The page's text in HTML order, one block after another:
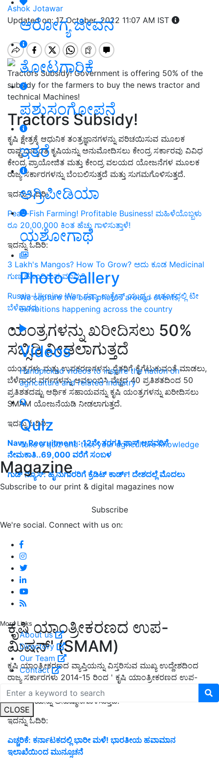
ಆರೋಗ್ಯ ಜೀವನ
ತೋಟಗಾರಿಕೆ
ಪಶುಸಂಗೋಪನೆ
ಇತರೆ
ಅಗ್ರಿಪೀಡಿಯಾ
ಯಶೋಗಾಥೆ
Photo Gallery
We capture the best photos around events,
exhibitions happening across the country
Videos
Handpicked videos to inspire the nation on
agriculture and related industry
Quiz
Take a quiz and test your agriculture knowledge
Magazine
Subscribe to our print & digital magazines now
Subscribe
We're social. Connect with us on:
More Links
About us
Directory
Our Team
Contact
CLOSE
Ashok Jotawar
Updated on: 17 October, 2022 11:07 AM IST
Tractors Subsidy! Government is offering 50% of the
subsidy for the farmers to buy the news tractor and
technical Machines!
Tractors Subsidy!
ಕೃಷಿ ಕ್ಷೇತ್ರಕ್ಕೆ ಆಧುನಿಕ ತಂತ್ರಜ್ಞಾನಗಳನ್ನು ಪರಿಚಯಿಸುವ ಮೂಲಕ
ರಾಷ್ಟ್ರದಾದ್ಯಂತ ಕೃಷಿಯನ್ನು ಅನುಮೋದಿಸಲು ಕೇಂದ್ರ ಸರ್ಕಾರವು ವಿವಿಧ
ಕೇಂದ್ರ ಪ್ರಾಯೋಜಿತ ಮತ್ತು ಕೇಂದ್ರ ವಲಯದ ಯೋಜನೆಗಳ ಮೂಲಕ
ರಾಜ್ಯ ಸರ್ಕಾರಗಳನ್ನು ಬೆಂಬಲಿಸುತ್ತದೆ ಮತ್ತು ಸುಗಮಗೊಳಿಸುತ್ತದೆ.
ಇದನ್ನು ಓದಿರಿ:
Pearl-Fish Farming! Profitable Business! ಮಹಿಳೆಯೊಬ್ಬಳು
ರೂ 20,00,000 ಕಿಂತ ಹೆಚ್ಚು ಗಾಳಿಸುತ್ತಾಳೆ!
ಇದನ್ನು ಓದಿರಿ:
3 Lakh's Mangos? How To Grow? ಅದು ಕೂಡ Medicinal
ಗುಣ ಹೊಂದಿರುವ ಮಾವು?
Russia-Ukraine War: ರಷ್ಯಾ-ಉಕ್ರೇನ್‌ ಯುದ್ಧ .. ಆತಂಕದಲ್ಲಿ ಟೀ
ಬೆಳೆಗಾರರು
ಯಂತ್ರಗಳನ್ನು ಖರೀದಿಸಲು 50%
ಸಬ್ಸಿಡಿ ನೀಡಲಾಗುತ್ತದೆ
ಯಂತ್ರಗಳು ಮತ್ತು ಉಪಕರಣಗಳನ್ನು ರೈತರಿಗೆ ಕೈಗೆಟುಕುವಂತೆ ಮಾಡಲು,
ಬೆಳೆಗಾರರ ವರ್ಗಗಳನ್ನು ಅವಲಂಬಿಸಿ ವೆಚ್ಚದ 40 ಪ್ರತಿಶತದಿಂದ 50
ಪ್ರತಿಶತದಷ್ಟು ಆರ್ಥಿಕ ಸಹಾಯವನ್ನು ಕೃಷಿ ಯಂತ್ರಗಳನ್ನು ಖರೀದಿಸಲು
SMAM ಯೋಜನೆಯಡಿ ನೀಡಲಾಗುತ್ತದೆ.
ಇದನ್ನು ಓದಿರಿ:
Navy Recruitment : 12ನೇ ತರಗತಿ ಪಾಸ್ ಆದವರಿಗೆ
ನೇಮಕಾತಿ..69,000 ವರೆಗೆ ಸಂಬಳ
ಗುಡ್‌ ನ್ಯೂಸ್‌: ಹೈನುಗಾರರಿಗೆ ಕ್ರೆಡಿಟ್‌ ಕಾರ್ಡ್‌! ದೇಶದಲ್ಲೆ ಮೊದಲು
ಕೃಷಿ ಯಾಂತ್ರೀಕರಣದ ಉಪ-
ಮಿಷನ್' (SMAM)
ಕೃಷಿ ಯಾಂತ್ರೀಕರಣದ ವ್ಯಾಪ್ತಿಯನ್ನು ವಿಸ್ತರಿಸುವ ಮುಖ್ಯ ಉದ್ದೇಶದಿಂದ
ರಾಜ್ಯ ಸರ್ಕಾರಗಳು 2014-15 ರಿಂದ ' ಕೃಷಿ ಯಾಂತ್ರೀಕರಣದ ಉಪ-
ಮಿಷನ್ ' (SMAM) ಎಂದು ಕರೆಯಲ್ಪಡುವ ಕೇಂದ್ರ ಪ್ರಾಯೋಜಿತ
ಯೋಜನೆಯನ್ನು ಅನುಷ್ಠಾನಗೊಳಿಸುತ್ತಿದೆ.
ಇದನ್ನು ಓದಿರಿ:
ಎಚ್ಚರಿಕೆ: ಕರ್ನಾಟಕದಲ್ಲಿ ಭಾರೀ ಮಳೆ! ಭಾರತೀಯ ಹವಾಮಾನ
ಇಲಾಖೆಯಿಂದ ಮುನ್ಸೂಚನೆ